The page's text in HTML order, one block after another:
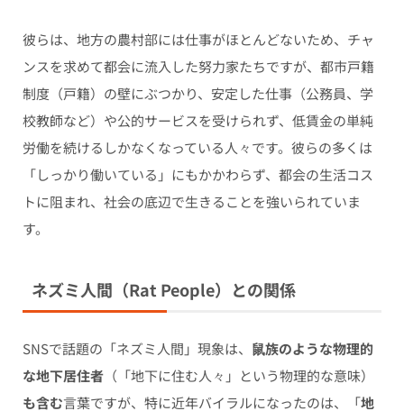
彼らは、地方の農村部には仕事がほとんどないため、チャ
ンスを求めて都会に流入した努力家たちですが、都市戸籍
制度（戸籍）の壁にぶつかり、安定した仕事（公務員、学
校教師など）や公的サービスを受けられず、低賃金の単純
労働を続けるしかなくなっている人々です。彼らの多くは
「しっかり働いている」にもかかわらず、都会の生活コス
トに阻まれ、社会の底辺で生きることを強いられていま
す。
ネズミ人間（Rat People）との関係
SNSで話題の「ネズミ人間」現象は、 鼠族のような物理的
な地下居住者（「地下に住む人々」という物理的な意味）
も含む言葉ですが、特に近年バイラルになったのは、「地